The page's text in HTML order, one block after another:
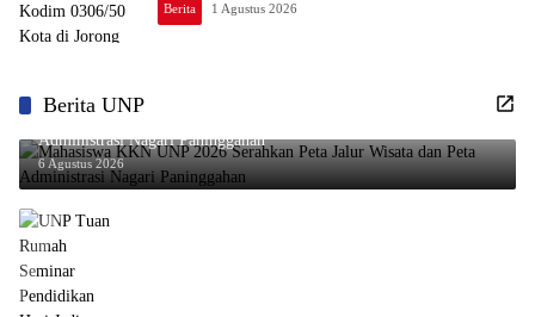
Berita 1 Agustus 2026
Berita UNP
Mahasiswa KKN UNP 2026 Serahkan Peta Jalur Wisata dan Peta
Administrasi Nagari Paninggahan
6 Agustus 2026